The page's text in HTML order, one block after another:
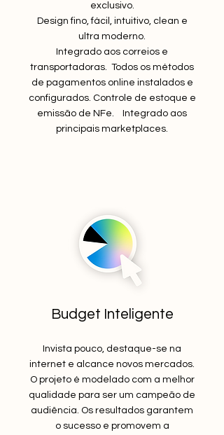
exclusivo.
Design fino, fácil, intuitivo, clean e
ultra moderno.
Integrado aos correios e
transportadoras. Todos os métodos
de pagamentos online instalados e
configurados. Controle de estoque e
emissão de NFe. Integrado aos
principais marketplaces.
Budget Inteligente
Invista pouco, destaque-se na
internet e alcance novos mercados.
O projeto é modelado com a melhor
qualidade para ser um campeão de
audiência. Os resultados garantem
o sucesso e promovem a